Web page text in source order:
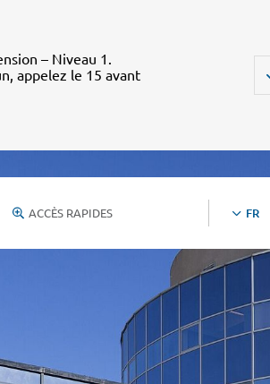
– Niveau 1.
appelez le 15 avant
ACCÈS RAPIDES FR